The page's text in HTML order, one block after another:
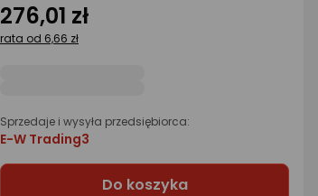
276,01 zł
rata od 6,66 zł
Sprzedaje i wysyła przedsiębiorca:
E-W Trading3
Do koszyka